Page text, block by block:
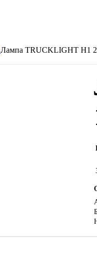
Лампа TRUCKLIGHT H1